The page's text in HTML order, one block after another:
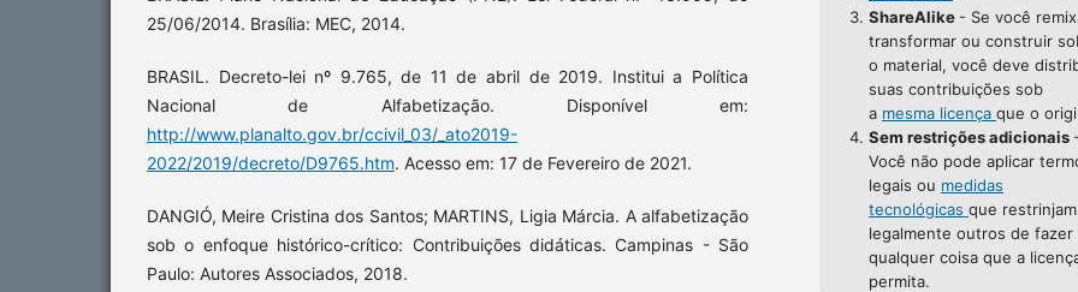
25/06/2014. Brasília: MEC, 2014.
BRASIL. Decreto-lei nº 9.765, de 11 de abril de 2019. Institui a Política
Nacional de Alfabetização. Disponível em:
http://www.planalto.gov.br/ccivil_03/_ato2019-
2022/2019/decreto/D9765.htm. Acesso em: 17 de Fevereiro de 2021.
DANGIÓ, Meire Cristina dos Santos; MARTINS, Ligia Márcia. A alfabetização
sob o enfoque histórico-crítico: Contribuições didáticas. Campinas - São
Paulo: Autores Associados, 2018.
ShareAlike - Se você
transformar ou construir
o material, você deve
suas contribuições sob
a mesma licença que o
Sem restrições adicionais -
Você não pode aplicar
legais ou medidas
tecnológicas que restrinjam
legalmente outros de fazer
qualquer coisa que a
permita.